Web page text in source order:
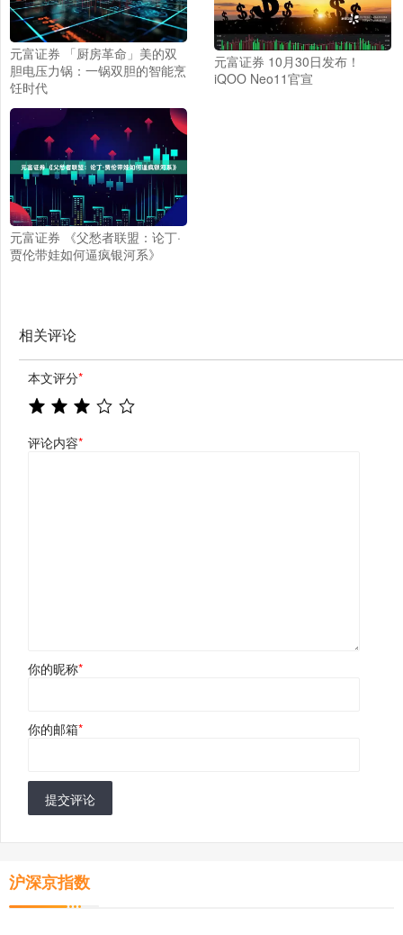
元富证券 「厨房革命」美的双
胆电压力锅：一锅双胆的智能烹
饪时代
元富证券 10月30日发布！
iQOO Neo11官宣
元富证券 《父愁者联盟：论丁·
贾伦带娃如何逼疯银河系》
相关评论
本文评分*
评论内容*
你的昵称*
你的邮箱*
提交评论
沪深京指数